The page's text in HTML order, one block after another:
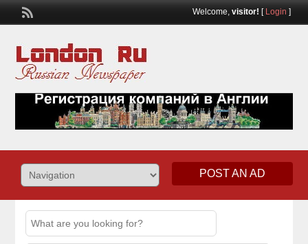
Welcome, visitor! [ Login ]
POST AN AD